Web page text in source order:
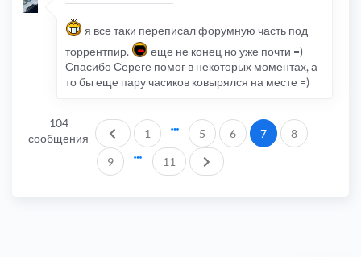
я все таки переписал форумную часть под
торрентпир.
еще не конец но уже почти =)
Спасибо Сереге помог в некоторых моментах, а
то бы еще пару часиков ковырялся на месте =)
104
сообщения
Пред.1 5 6 7 8
9 11 След.